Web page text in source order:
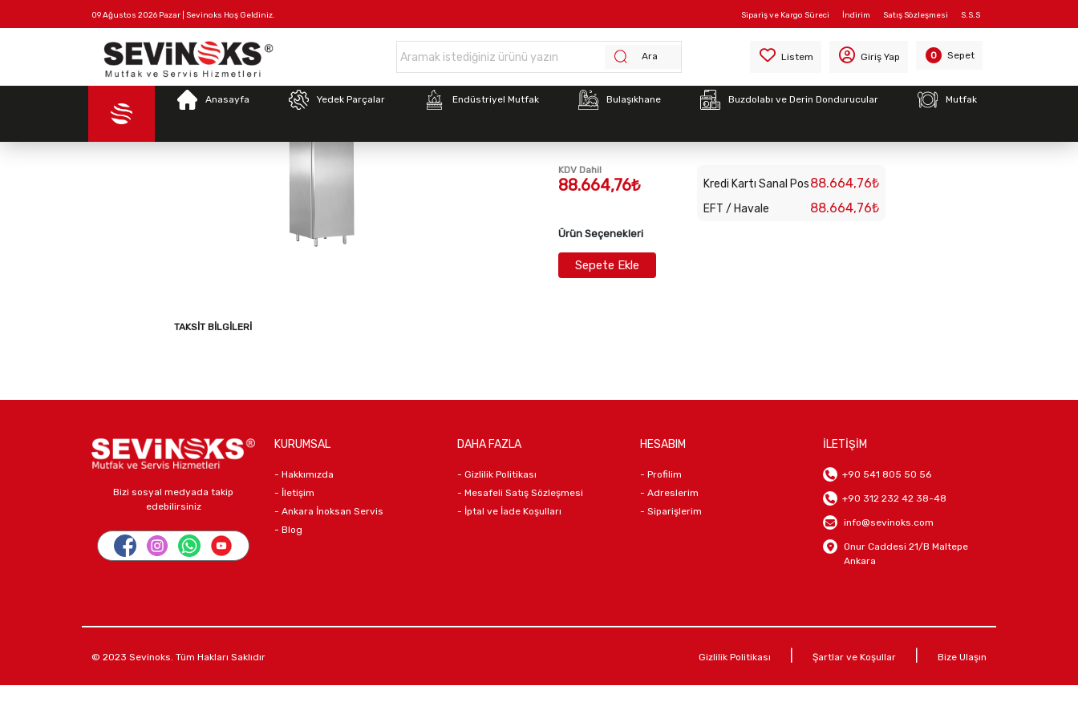
09 Ağustos 2026 Pazar | Sevinoks Hoş Geldiniz. S.S.S
Satış Sözleşmesi
İndirim
Sipariş ve Kargo Süreci
Ara Listem Giriş Yap 0 Sepet
Tüm
Hakkımızdaİletişim
Anasayfa
Yedek Parçalar Endüstriyel Mutfak Bulaşıkhane Buzdolabı ve Derin Dondurucular Mutfak
Stok Kodu:LX DN 811
LX DN 811 İNOKSAN DEPO TİPİ BUZDOLABI
KDV Dahil
88.664,76₺ Kredi Kartı Sanal Pos88.664,76₺
EFT / Havale 88.664,76₺
Ürün Seçenekleri
Sepete Ekle
TAKSIT BILGILERI
Bizi sosyal medyada takip
edebilirsiniz
KURUMSAL
- Hakkımızda
- İletişim
- Ankara İnoksan Servis
- Blog
DAHA FAZLA
- Gizlilik Politikası
- Mesafeli Satış Sözleşmesi
- İptal ve İade Koşulları
HESABIM
- Profilim
- Adreslerim
- Siparişlerim
İLETİŞİM
+90 541 805 50 56
+90 312 232 42 38-48
info@sevinoks.com
Onur Caddesi 21/B Maltepe
Ankara
© 2023 Sevinoks. Tüm Hakları Saklıdır Gizlilik Politikası Şartlar ve Koşullar Bize Ulaşın